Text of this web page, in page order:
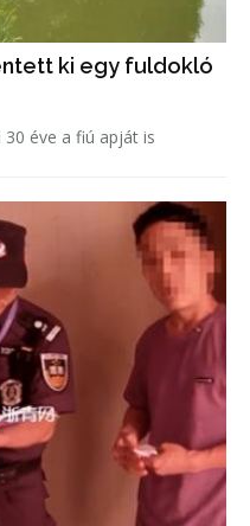
ki egy fuldokló
éve a fiú apját is